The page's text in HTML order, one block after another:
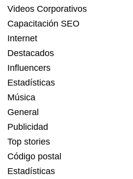
Videos Corporativos
Capacitación SEO
Internet
Destacados
Influencers
Estadísticas
Música
General
Publicidad
Top stories
Código postal
Estadísticas